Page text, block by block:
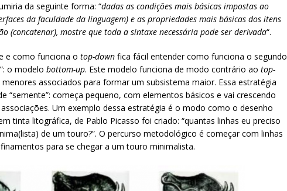
da seguinte forma: “dadas as condições mais básicas impostas ao
da faculdade da linguagem) e as propriedades mais básicas dos itens
(concatenar), mostre que toda a sintaxe necessária pode ser derivada“.
e como funciona o top-down fica fácil entender como funciona o segundo
o modelo bottom-up. Este modelo funciona de modo contrário ao top-
associados para formar um subsistema maior. Essa estratégia
“semente”: começa pequeno, com elementos básicos e vai crescendo
Um exemplo dessa estratégia é o modo como o desenho
tinta litográfica, de Pablo Picasso foi criado: “quantas linhas eu preciso
de um touro?”. O percurso metodológico é começar com linhas
para se chegar a um touro minimalista.